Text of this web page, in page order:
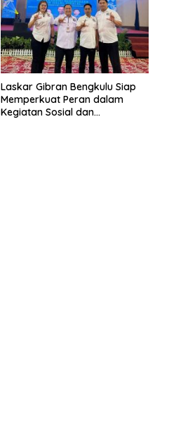
Laskar Gibran Bengkulu Siap
Memperkuat Peran dalam
Kegiatan Sosial dan